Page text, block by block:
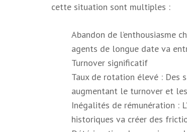
cette situation sont multiples :
Abandon de l’enthousiasme
agents de longue date va
Turnover significatif
Taux de rotation élevé : Des
augmentant le turnover et
Inégalités de rémunération :
historiques va créer des